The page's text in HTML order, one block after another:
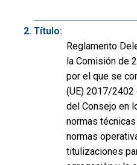
Título:
Reglamento
la Comisión de
por el que se
(UE) 2017/2402
del Consejo en
normas
normas
titulizaciones